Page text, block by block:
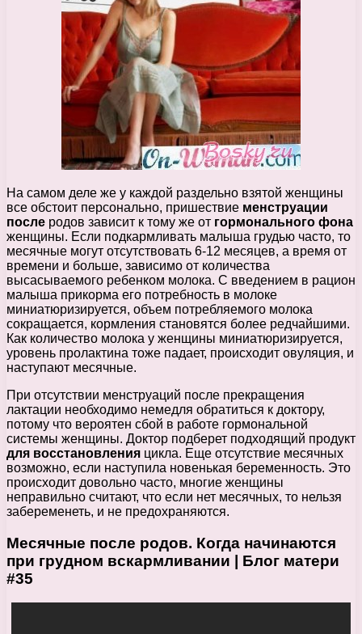
На самом деле же у каждой раздельно взятой женщины
все обстоит персонально, пришествие менструации
после родов зависит к тому же от гормонального фона
женщины. Если подкармливать малыша грудью часто, то
месячные могут отсутствовать 6-12 месяцев, а время от
времени и больше, зависимо от количества
высасываемого ребенком молока. С введением в рацион
малыша прикорма его потребность в молоке
миниатюризируется, объем потребляемого молока
сокращается, кормления становятся более редчайшими.
Как количество молока у женщины миниатюризируется,
уровень пролактина тоже падает, происходит овуляция, и
наступают месячные.
При отсутствии менструаций после прекращения
лактации необходимо немедля обратиться к доктору,
потому что вероятен сбой в работе гормональной
системы женщины. Доктор подберет подходящий продукт
для восстановления цикла. Еще отсутствие месячных
возможно, если наступила новенькая беременность. Это
происходит довольно часто, многие женщины
неправильно считают, что если нет месячных, то нельзя
забеременеть, и не предохраняются.
Месячные после родов. Когда начинаются
при грудном вскармливании | Блог матери
#35